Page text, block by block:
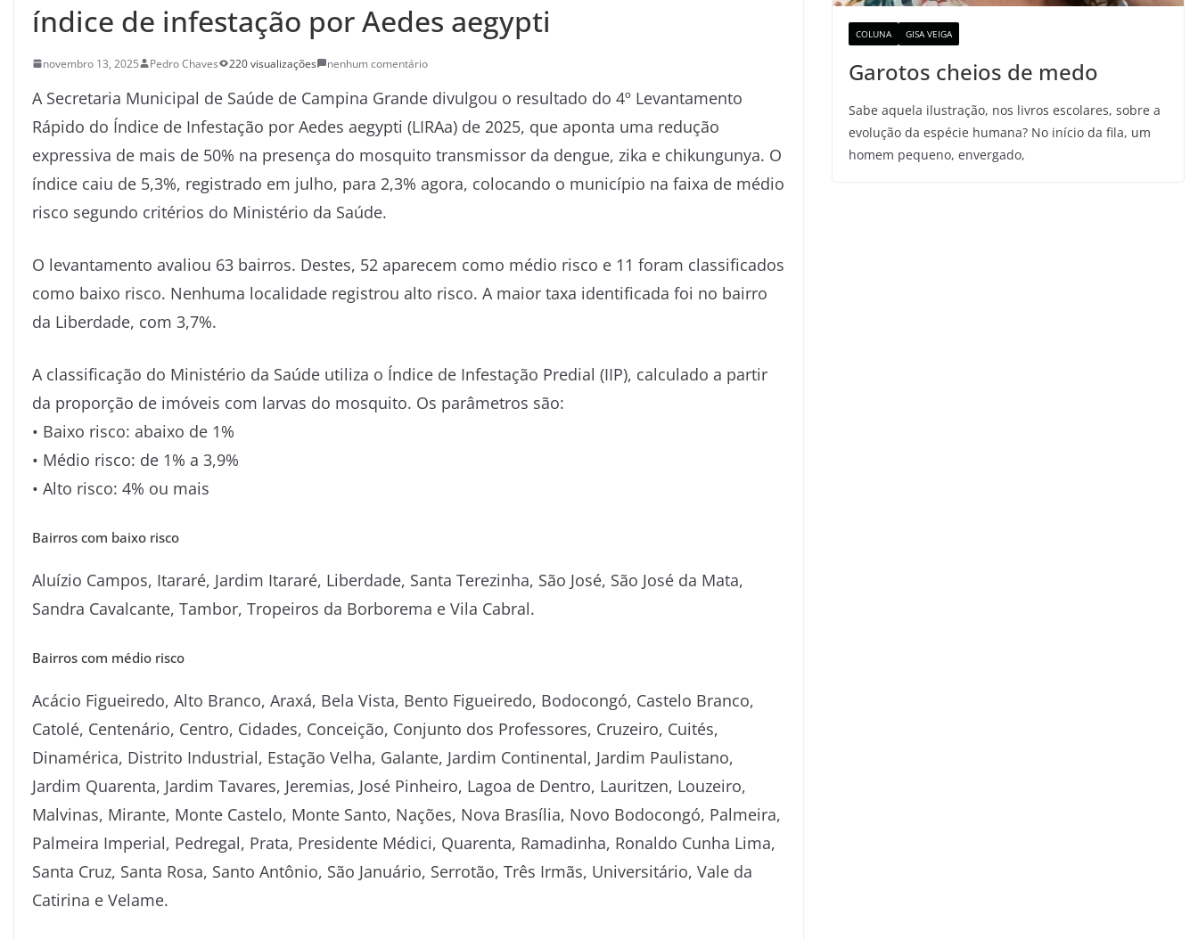
índice de infestação por Aedes aegypti
novembro 13, 2025 Pedro Chaves 220 visualizações nenhum comentário
A Secretaria Municipal de Saúde de Campina Grande divulgou o resultado do 4º Levantamento
Rápido do Índice de Infestação por Aedes aegypti (LIRAa) de 2025, que aponta uma redução
expressiva de mais de 50% na presença do mosquito transmissor da dengue, zika e chikungunya. O
índice caiu de 5,3%, registrado em julho, para 2,3% agora, colocando o município na faixa de médio
risco segundo critérios do Ministério da Saúde.
O levantamento avaliou 63 bairros. Destes, 52 aparecem como médio risco e 11 foram classificados
como baixo risco. Nenhuma localidade registrou alto risco. A maior taxa identificada foi no bairro
da Liberdade, com 3,7%.
A classificação do Ministério da Saúde utiliza o Índice de Infestação Predial (IIP), calculado a partir
da proporção de imóveis com larvas do mosquito. Os parâmetros são:
• Baixo risco: abaixo de 1%
• Médio risco: de 1% a 3,9%
• Alto risco: 4% ou mais
Bairros com baixo risco
Aluízio Campos, Itararé, Jardim Itararé, Liberdade, Santa Terezinha, São José, São José da Mata,
Sandra Cavalcante, Tambor, Tropeiros da Borborema e Vila Cabral.
Bairros com médio risco
Acácio Figueiredo, Alto Branco, Araxá, Bela Vista, Bento Figueiredo, Bodocongó, Castelo Branco,
Catolé, Centenário, Centro, Cidades, Conceição, Conjunto dos Professores, Cruzeiro, Cuités,
Dinamérica, Distrito Industrial, Estação Velha, Galante, Jardim Continental, Jardim Paulistano,
Jardim Quarenta, Jardim Tavares, Jeremias, José Pinheiro, Lagoa de Dentro, Lauritzen, Louzeiro,
Malvinas, Mirante, Monte Castelo, Monte Santo, Nações, Nova Brasília, Novo Bodocongó, Palmeira,
Palmeira Imperial, Pedregal, Prata, Presidente Médici, Quarenta, Ramadinha, Ronaldo Cunha Lima,
Santa Cruz, Santa Rosa, Santo Antônio, São Januário, Serrotão, Três Irmãs, Universitário, Vale da
Catirina e Velame.
COLUNA GISA VEIGA
Garotos cheios de medo
Sabe aquela ilustração, nos livros escolares, sobre a
evolução da espécie humana? No início da fila, um
homem pequeno, envergado,